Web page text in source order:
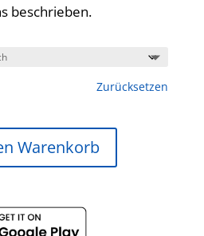
beschrieben.
Zurücksetzen
Warenkorb